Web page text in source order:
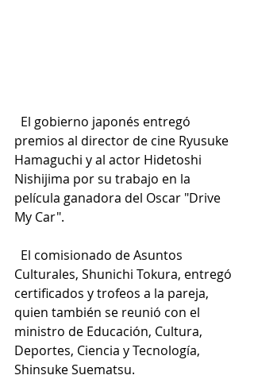
premios al director de cine Ryusuke
Hamaguchi y al actor Hidetoshi
Nishijima por su trabajo en la
película ganadora del Oscar "Drive
My Car".
Culturales, Shunichi Tokura, entregó
certificados y trofeos a la pareja,
quien también se reunió con el
ministro de Educación, Cultura,
Deportes, Ciencia y Tecnología,
Shinsuke Suematsu.